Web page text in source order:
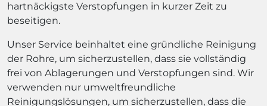
hartnäckigste Verstopfungen in kurzer Zeit zu
beseitigen.
Unser Service beinhaltet eine gründliche Reinigung
der Rohre, um sicherzustellen, dass sie vollständig
frei von Ablagerungen und Verstopfungen sind. Wir
verwenden nur umweltfreundliche
Reinigungslösungen, um sicherzustellen, dass die